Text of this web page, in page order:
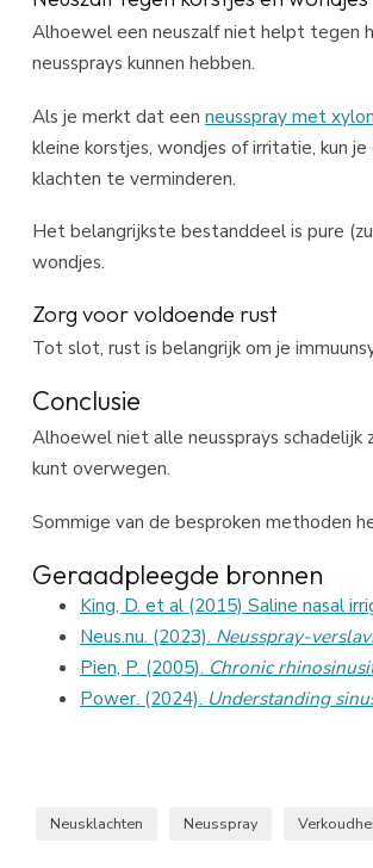
Beperk enigszins je inname van zout.
bijdraagt aan de verstopping. Let wel,
bijvoorbeeld de hoeveelheid water die je
Neuszalf tegen korstjes en wondjes
Alhoewel een neuszalf niet helpt
Als je merkt dat een neusspray met
kleine korstjes, wondjes of irritatie, kun
klachten te verminderen.
Het belangrijkste bestanddeel is pure
wondjes.
NasuMel Honing neuszalf
Zorg voor voldoende rust
Tot slot, rust is belangrijk om je
Conclusie
Alhoewel niet alle neussprays